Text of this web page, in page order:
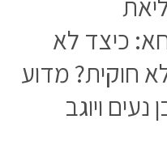
כיצד לא
חוקית? מדוע
ויוגב